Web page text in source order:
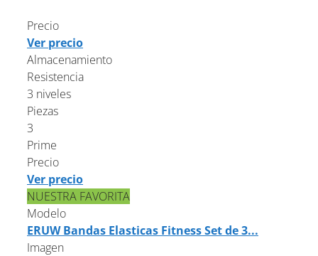
Precio
Ver precio
Almacenamiento
Resistencia
3 niveles
Piezas
3
Prime
Precio
Ver precio
NUESTRA FAVORITA
Modelo
ERUW Bandas Elasticas Fitness Set de 3...
Imagen